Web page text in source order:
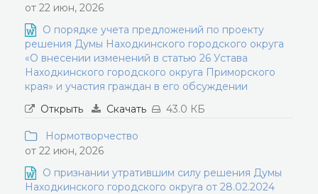
от 22 июн, 2026
О порядке учета предложений по проекту
решения Думы Находкинского городского округа
«О внесении изменений в статью 26 Устава
Находкинского городского округа Приморского
края» и участия граждан в его обсуждении
Открыть
Скачать 43.0 КБ
Нормотворчество
от 22 июн, 2026
О признании утратившим силу решения Думы
Находкинского городского округа от 28.02.2024